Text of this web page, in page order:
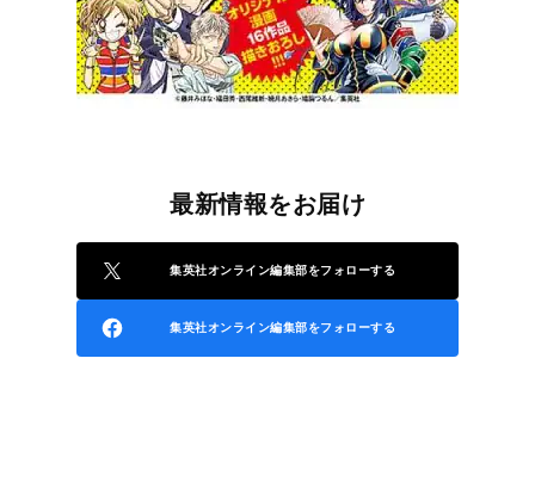
最新情報をお届け
集英社オンライン編集部をフォローする
集英社オンライン編集部をフォローする